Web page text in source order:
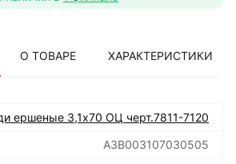
О ТОВАРЕ ХАРАКТЕРИСТИКИ
ершеные 3,1х70 ОЦ черт.7811-7120
А3В003107030505